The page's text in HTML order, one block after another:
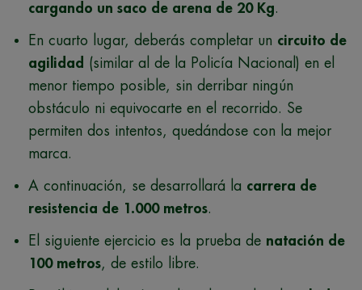
cargando un saco de arena de 20 Kg.
En cuarto lugar, deberás completar un circuito de
agilidad (similar al de la Policía Nacional) en el
menor tiempo posible, sin derribar ningún
obstáculo ni equivocarte en el recorrido. Se
permiten dos intentos, quedándose con la mejor
marca.
A continuación, se desarrollará la carrera de
resistencia de 1.000 metros.
El siguiente ejercicio es la prueba de natación de
100 metros, de estilo libre.